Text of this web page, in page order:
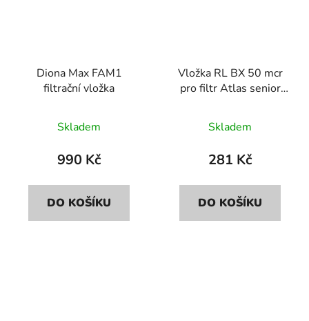
Diona Max FAM1
filtrační vložka
Skladem
990 Kč
DO KOŠÍKU
Vložka RL BX 50 mcr
pro filtr Atlas senior
hodnocení
produktu
5,0
z
Skladem
281 Kč
DO KOŠÍKU